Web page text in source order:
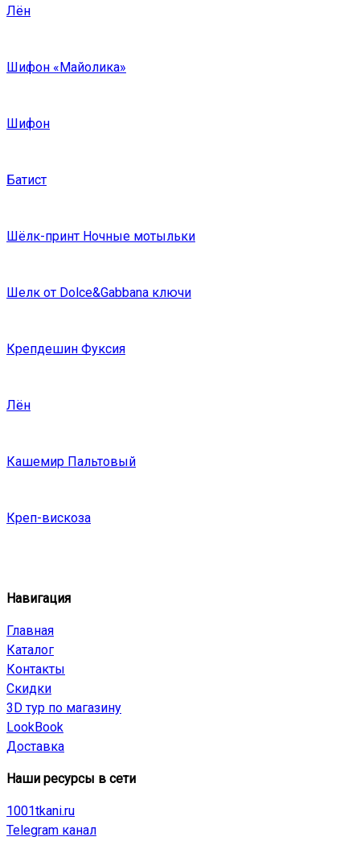
Лён
Шифон «Майолика»
Шифон
Батист
Шёлк-принт Ночные мотыльки
Шелк от Dolce&Gabbana ключи
Крепдешин Фуксия
Лён
Кашемир Пальтовый
Креп-вискоза
Навигация
Главная
Каталог
Контакты
Скидки
3D тур по магазину
LookBook
Доставка
Наши ресурсы в сети
1001tkani.ru
Telegram канал